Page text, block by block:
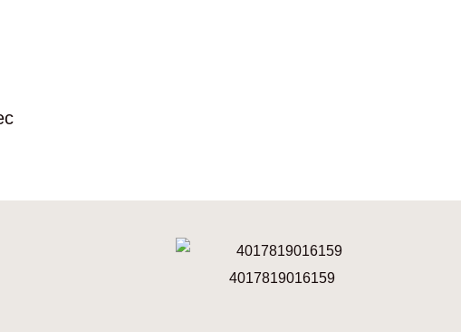
4017819016159